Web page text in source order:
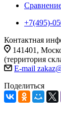
+7(495)-
Контактная
141401,
(территория
E-mail
Поделиться